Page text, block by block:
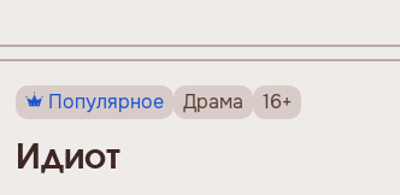
Популярное Драма 16+
Идиот